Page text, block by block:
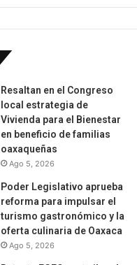
Resaltan en el Congreso
local estrategia de
Vivienda para el Bienestar
en beneficio de familias
oaxaqueñas
Ago 5, 2026
Poder Legislativo aprueba
reforma para impulsar el
turismo gastronómico y la
oferta culinaria de Oaxaca
Ago 5, 2026